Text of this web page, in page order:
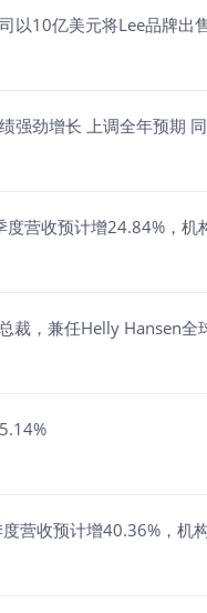
以10亿美元将Lee品牌出
劲增长 上调全年预期
度营收预计增24.84%，机
，兼任Helly Hansen全
营收预计增40.36%，机